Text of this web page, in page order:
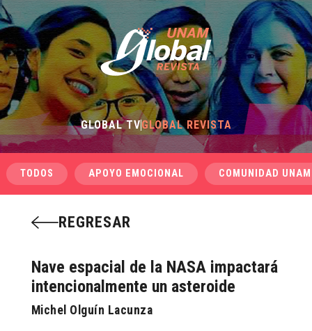
GLOBAL TVGLOBAL REVISTA
TODOS APOYO EMOCIONAL COMUNIDAD UNAM
REGRESAR
Nave espacial de la NASA impactará
intencionalmente un asteroide
Michel Olguín Lacunza